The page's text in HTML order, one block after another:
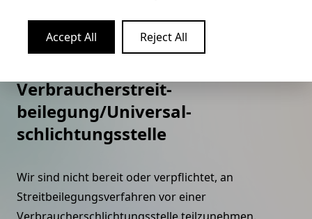
Fon+49-(0)174-5134 194
Fax+49-(0)6201-962 914
Mailinfo@felix-gauger.de
Verbraucher­streit­
beilegung/Universal­
schlichtungs­stelle
Wir sind nicht bereit oder verpflichtet, an
Streitbeilegungsverfahren vor einer
Accept All Reject All